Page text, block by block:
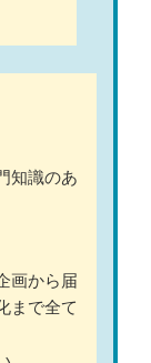
知識のあ
画から届
まで全て